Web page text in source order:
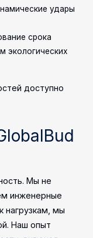
удары
срока
экологических
доступно
Мы не
инженерные
нагрузкам, мы
Наш опыт